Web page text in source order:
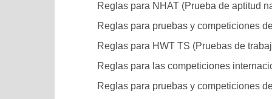
Reglas para NHAT (Prueba de aptitud
Reglas para pruebas y competiciones
Reglas para HWT TS (Pruebas de
Reglas para las competiciones
Reglas para pruebas y competiciones